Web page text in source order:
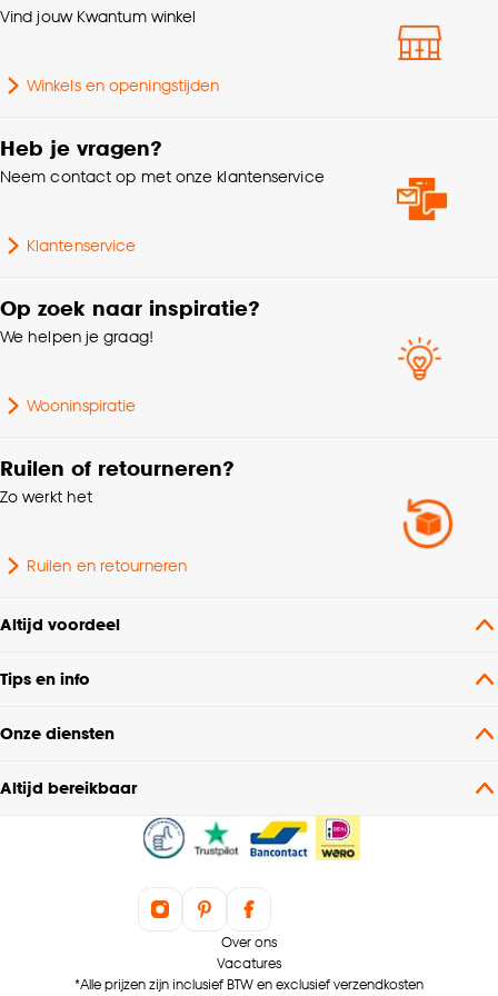
klikken.
Goed om te weten is dat je deze keuze altijd nog
kan aanpassen, bekijk hiervoor onze
Interieurstijl Japandi
Aantal meters per rol
Vind jouw Kwantum winkel
Winkels en openingstijden
Heb je vragen?
Neem contact op met onze klantenservice
Klantenservice
Op zoek naar inspiratie?
We helpen je graag!
Wooninspiratie
Ruilen of retourneren?
Zo werkt het
Ruilen en retourneren
Altijd voordeel
Tips en info
Onze diensten
Altijd bereikbaar
Over ons
Vacatures
*Alle prijzen zijn inclusief BTW en exclusief verzendkosten